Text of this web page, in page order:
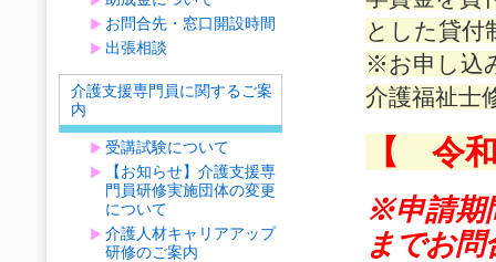
とした貸付
※お申し込
介護福祉士
【 令
※申請期
までお
お問合先・窓口開設時間
出張相談
介護支援専門員に関するご案
内
受講試験について
【お知らせ】介護支援専
門員研修実施団体の変更
について
介護人材キャリアアップ
研修のご案内